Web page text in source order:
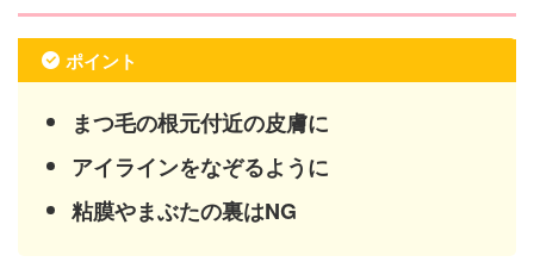
ポイント
まつ毛の根元付近の皮膚に
アイラインをなぞるように
粘膜やまぶたの裏はNG